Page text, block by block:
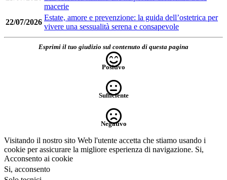
macerie
22/07/2026
Estate, amore e prevenzione: la guida dell’ostetrica per
vivere una sessualità serena e consapevole
Esprimi il tuo giudizio sul contenuto di questa pagina
Positivo
Sufficiente
Negativo
Visitando il nostro sito Web l'utente accetta che stiamo usando i
cookie per assicurare la migliore esperienza di navigazione. Si,
Acconsento ai cookie
Si, acconsento